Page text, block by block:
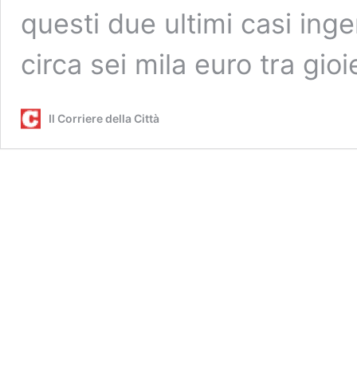
questi due ultimi casi
circa sei mila euro tra
Il Corriere della Città